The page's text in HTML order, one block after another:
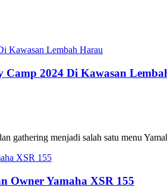
2024 Di Kawasan
menjadi salah satu menu
Owner Yamaha XSR 155